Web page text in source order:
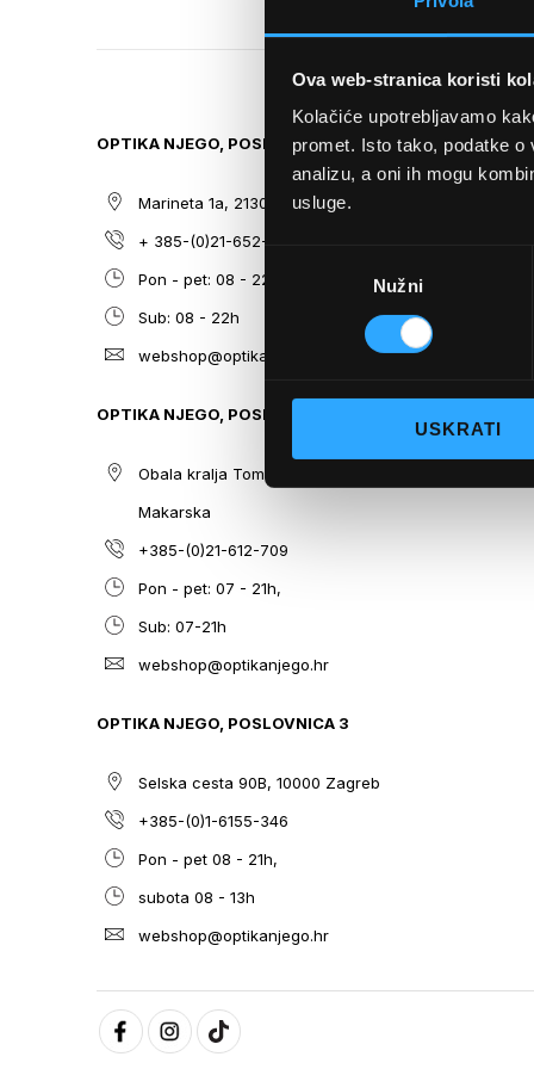
Ova web-stranica koristi
Kolačiće upotrebljavamo
promet. Isto tako, podatke
analizu, a oni ih mogu
usluge.
pristanka
Nužni
USKRATI
IMAGES
OPTIKA NJEGO, POSLOVNICA 1
Marineta 1a, 21300 Makarska
+ 385-(0)21-652-102
Pon - pet: 08 - 22h,
Sub: 08 - 22h
webshop@optikanjego.hr
OPTIKA NJEGO, POSLOVNICA 2
Obala kralja Tomislava 14, 21300
Makarska
+385-(0)21-612-709
Pon - pet: 07 - 21h,
Sub: 07-21h
webshop@optikanjego.hr
OPTIKA NJEGO, POSLOVNICA 3
Selska cesta 90B, 10000 Zagreb
+385-(0)1-6155-346
Pon - pet 08 - 21h,
subota 08 - 13h
webshop@optikanjego.hr
SITEMAP
Kontakt